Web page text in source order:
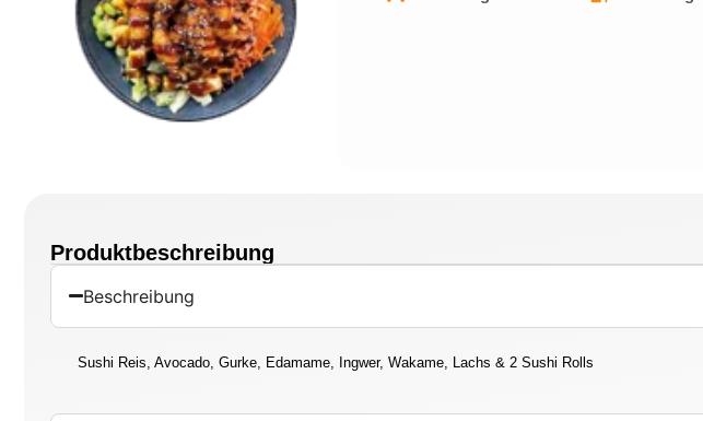
Produktbeschreibung
Beschreibung
Sushi Reis, Avocado, Gurke, Edamame, Ingwer, Wakame, Lachs & 2 Sushi Rolls